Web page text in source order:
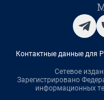
Контактные данные для
Сетевое
Зарегистрировано
информационных